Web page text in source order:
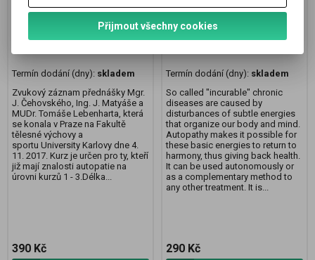
Autopatie pro pokročilé
2017
Termín dodání (dny): skladem
Zvukový záznam přednášky Mgr.
J. Čehovského, Ing. J. Matyáše a
MUDr. Tomáše Lebenharta, která
se konala v Praze na Fakultě
tělesné výchovy a
sportu University Karlovy dne 4.
11. 2017. Kurz je určen pro ty, kteří
již mají znalosti autopatie na
úrovni kurzů 1 - 3.Délka...
390 Kč
Get Well with Autopathy -
Termín dodání (dny): skladem
So called "incurable" chronic
diseases are caused by
disturbances of subtle energies
that organize our body and mind.
Autopathy makes it possible for
these basic energies to return to
harmony, thus giving back health.
It can be used autonomously or
as a complementary method to
any other treatment. It is...
290 Kč
Přijmout všechny cookies